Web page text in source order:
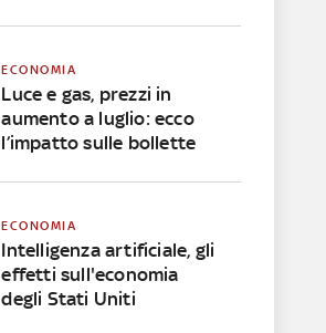
ECONOMIA
Luce e gas, prezzi in
aumento a luglio: ecco
l’impatto sulle bollette
ECONOMIA
Intelligenza artificiale, gli
effetti sull'economia
degli Stati Uniti